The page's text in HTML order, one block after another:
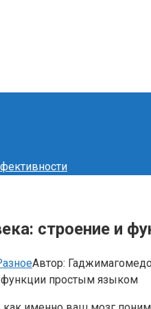
строение и
Автор: